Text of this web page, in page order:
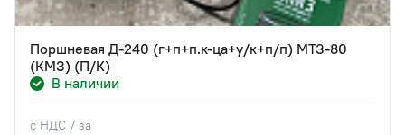
Поршневая Д-240 (г+п+п.к-ца+у/к+п/п) МТЗ-80
(КМЗ) (П/К)
В наличии
с НДС / за